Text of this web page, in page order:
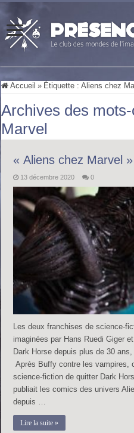
Accueil » Étiquette :Aliens chez
Archives des
Marvel
« Aliens chez Marvel »
13 décembre 2020 0
Les deux franchises de science-
imaginées par Hans Ruedi Giger
Dark Horse depuis plus de 30
Après Buffy contre les vampires,
science-fiction de quitter Dark
publiait les comics des univers
depuis …
Lire la suite »